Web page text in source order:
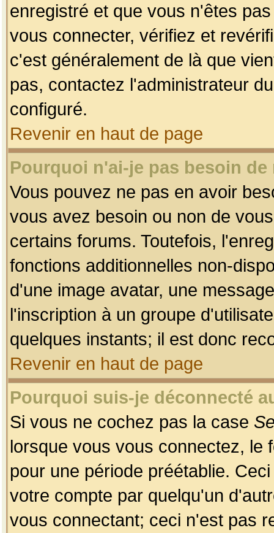
enregistré et que vous n'êtes
vous connecter, vérifiez et
c'est généralement de là que
pas, contactez l'administrateur
configuré.
Revenir en haut de page
Pourquoi n'ai-je pas besoin
Vous pouvez ne pas en avoir
vous avez besoin ou non de
certains forums. Toutefois,
fonctions additionnelles non-
d'une image avatar, une
l'inscription à un groupe
quelques instants; il est donc
Revenir en haut de page
Pourquoi suis-je déconnecté
Si vous ne cochez pas la case
lorsque vous vous connectez, le
pour une période préétablie.
votre compte par quelqu'un
vous connectant; ceci n'est pas